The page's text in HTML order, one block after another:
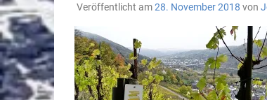
Veröffentlicht am28. November 2018 von